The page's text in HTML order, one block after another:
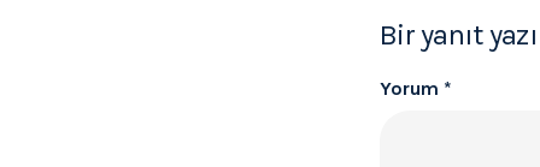
Bir yanıt
Yorum *